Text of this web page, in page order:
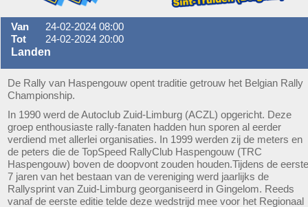
Van
24-02-2024 08:00
Tot
24-02-2024 20:00
Landen
De Rally van Haspengouw opent traditie getrouw het Belgian Rally
Championship.
In 1990 werd de Autoclub Zuid-Limburg (ACZL) opgericht. Deze
groep enthousiaste rally-fanaten hadden hun sporen al eerder
verdiend met allerlei organisaties. In 1999 werden zij de meters en
de peters die de TopSpeed RallyClub Haspengouw (TRC
Haspengouw) boven de doopvont zouden houden.Tijdens de eerste
7 jaren van het bestaan van de vereniging werd jaarlijks de
Rallysprint van Zuid-Limburg georganiseerd in Gingelom. Reeds
vanaf de eerste editie telde deze wedstrijd mee voor het Regionaal